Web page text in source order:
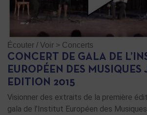
Écouter / Voir > Concerts
CONCERT DE GALA DE
EUROPÉEN DES MUSIQUES
EDITION 2015
Visionner des extraits de la première
gala de l’Institut Européen des